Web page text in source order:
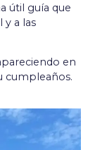
útil guía que
y a las
en
cumpleaños.